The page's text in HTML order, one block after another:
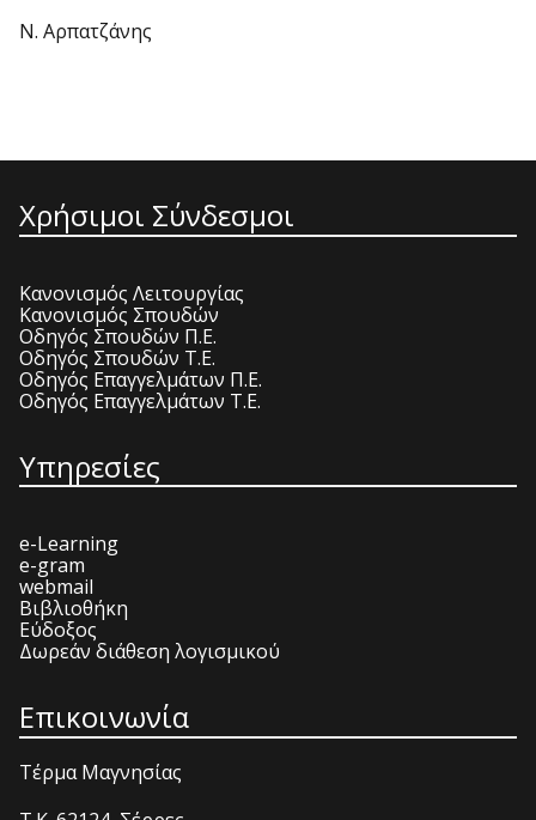
Ν. Αρπατζάνης
Χρήσιμοι Σύνδεσμοι
Κανονισμός Λειτουργίας
Κανονισμός Σπουδών
Οδηγός Σπουδών Π.Ε.
Οδηγός Σπουδών Τ.Ε.
Οδηγός Επαγγελμάτων Π.Ε.
Οδηγός Επαγγελμάτων Τ.Ε.
Υπηρεσίες
e-Learning
e-gram
webmail
Βιβλιοθήκη
Εύδοξος
Δωρεάν διάθεση λογισμικού
Επικοινωνία
Τέρμα Μαγνησίας